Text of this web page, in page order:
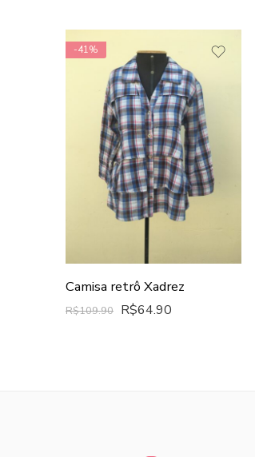
-41%
Camisa retrô Xadrez
R$109.90 R$64.90